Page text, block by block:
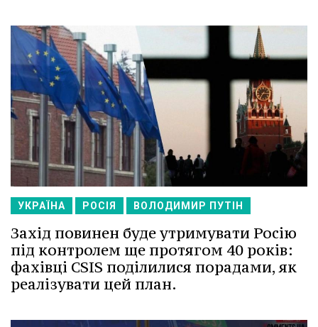
УКРАЇНА РОСІЯ ВОЛОДИМИР ПУТІН
Захід повинен буде утримувати Росію
під контролем ще протягом 40 років:
фахівці CSIS поділилися порадами, як
реалізувати цей план.